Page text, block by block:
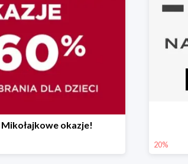
Mikołajkowe okazje!
20%